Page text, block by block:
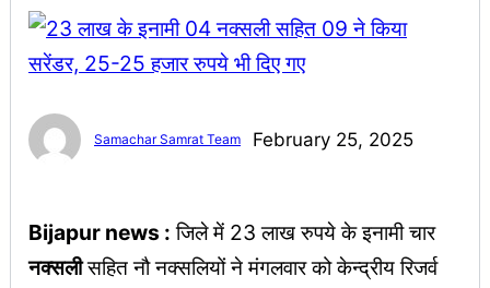
Samachar Samrat Team February 25, 2025
Bijapur news : जिले में 23 लाख रुपये के इनामी चार
नक्सलीसहित नौ नक्सलियों ने मंगलवार को केन्द्रीय रिजर्व